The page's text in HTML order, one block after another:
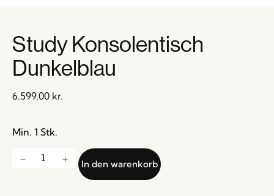
Study Konsolentisch
Dunkelblau
6.599,00 kr.
Min. 1 Stk.
In den warenkorb